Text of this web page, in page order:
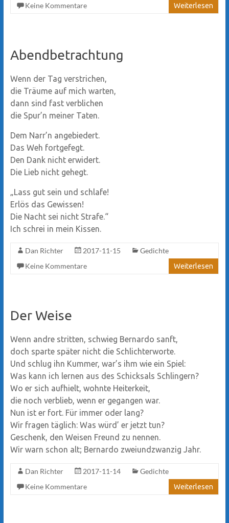
Keine Kommentare
Weiterlesen
Abendbetrachtung
Wenn der Tag verstrichen,
die Träume auf mich warten,
dann sind fast verblichen
die Spur’n meiner Taten.
Dem Narr’n angebiedert.
Das Weh fortgefegt.
Den Dank nicht erwidert.
Die Lieb nicht gehegt.
„Lass gut sein und schlafe!
Erlös das Gewissen!
Die Nacht sei nicht Strafe.“
Ich schrei in mein Kissen.
Dan Richter 2017-11-15
Gedichte
Keine Kommentare
Weiterlesen
Der Weise
Wenn andre stritten, schwieg Bernardo sanft,
doch sparte später nicht die Schlichterworte.
Und schlug ihn Kummer, war’s ihm wie ein Spiel:
Was kann ich lernen aus des Schicksals Schlingern?
Wo er sich aufhielt, wohnte Heiterkeit,
die noch verblieb, wenn er gegangen war.
Nun ist er fort. Für immer oder lang?
Wir fragen täglich: Was würd’ er jetzt tun?
Geschenk, den Weisen Freund zu nennen.
Wir warn schon alt; Bernardo zweiundzwanzig Jahr.
Dan Richter 2017-11-14
Gedichte
Keine Kommentare
Weiterlesen